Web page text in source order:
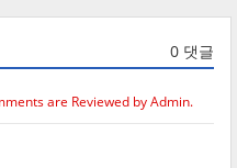
0 댓글
are Reviewed by Admin.